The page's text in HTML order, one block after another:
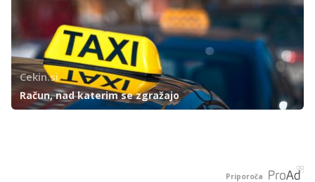
Cekin.si
Račun, nad katerim se zgražajo
Priporoča